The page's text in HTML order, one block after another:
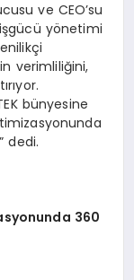
ve CEO’su
işgücü yönetimi
verimliliğini,
bünyesine
dedi.
360